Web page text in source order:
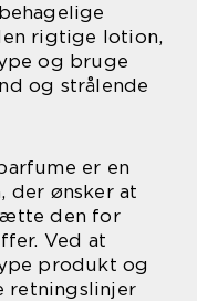
rigtige lotion,
og bruge
og strålende
er en
der ønsker at
den for
Ved at
produkt og
retningslinjer